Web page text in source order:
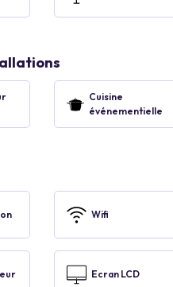
Cuisine
événementielle
Wifi
Ecran LCD